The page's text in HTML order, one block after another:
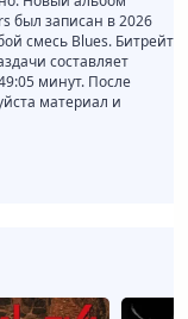
был записан в 2026
смесь Blues. Битрейт
составляет
минут. После
материал и